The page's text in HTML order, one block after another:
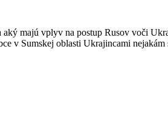
majú vplyv na postup Rusov voči
v Sumskej oblasti Ukrajincami